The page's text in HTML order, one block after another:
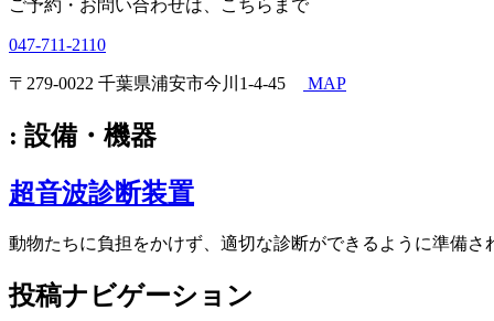
ご予約・お問い合わせは、こちらまで
047-711-2110
〒279-0022 千葉県浦安市今川1-4-45 MAP
: 設備・機器
超音波診断装置
動物たちに負担をかけず、適切な診断ができるように準備さ
投稿ナビゲーション